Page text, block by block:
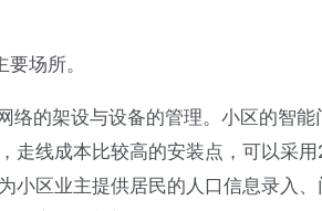
场所。
的架设与设备的管理。小区的智能
线成本比较高的安装点，可以采
区业主提供居民的人口信息录入